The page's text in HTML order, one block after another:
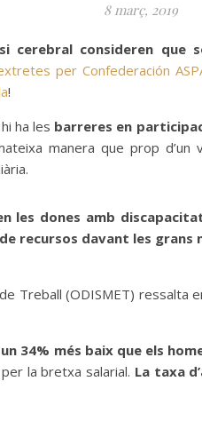
8 març, 2019
cerebral consideren
per Confederación
!
ha les barreres en
manera que prop
les dones amb
recursos davant les grans
Treball (ODISMET) ressalta
34% més baix que els
la bretxa salarial. La taxa